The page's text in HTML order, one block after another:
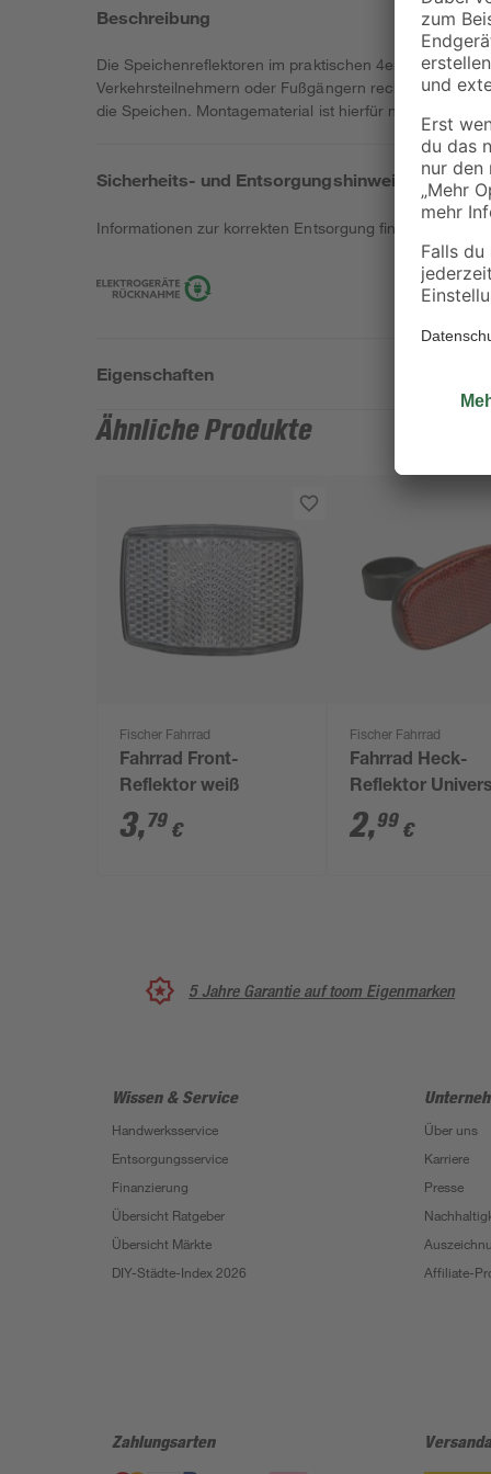
Beschreibung
Die Speichenreflektoren im praktischen 4er-Pack von
Verkehrsteilnehmern oder Fußgängern rechtzeitig
die Speichen. Montagematerial ist hierfür nicht nötig.
Sicherheits- und Entsorgungshinweise
Informationen zur korrekten Entsorgung findest du
Eigenschaften
Ähnliche Produkte
Fischer Fahrrad
Fahrrad Front-
Reflektor weiß
3,79 €
Fischer Fahrrad
Fahrrad Heck-
Reflektor
rot
2,99 €
5 Jahre Garantie auf toom Eigenmarken
Wissen & Service
Handwerksservice
Entsorgungsservice
Finanzierung
Übersicht Ratgeber
Übersicht Märkte
DIY-Städte-Index 2026
Über uns
Karriere
Presse
Affiliate-
Zahlungsarten